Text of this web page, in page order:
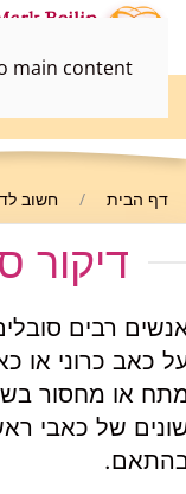
main content
דף הבית חשוב
דיקור
רבים
כאב כרוני או
או מחסור
של כאבי